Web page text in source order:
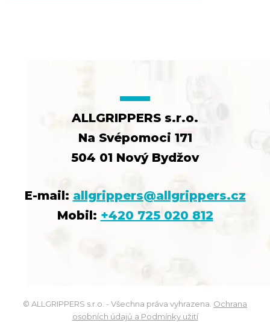
ALLGRIPPERS s.r.o.
Na Svépomoci 171
504 01 Nový Bydžov
E-mail: allgrippers@allgrippers.cz
Mobil: +420 725 020 812
© ALLGRIPPERS s.r.o. - Všechna práva vyhrazena. Ochrana
osobních údajů a Podmínky užití